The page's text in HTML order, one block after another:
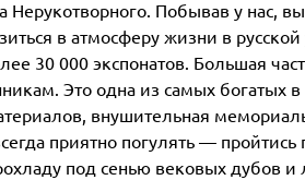
Побывав у нас,
в атмосферу жизни в русской
30 000 экспонатов. Большая
Это одна из самых богатых в
внушительная
приятно погулять — пройтись
под сенью вековых дубов и